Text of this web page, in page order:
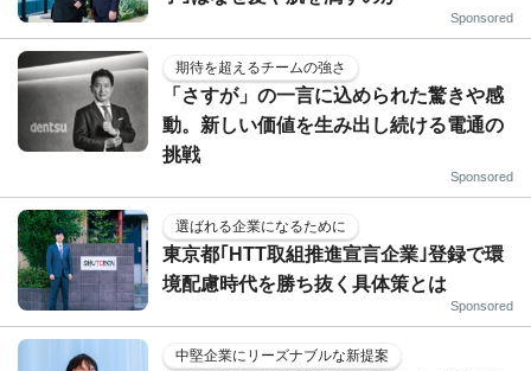
Sponsored
期待を超えるチームの強さ
「さすが」の一言に込められた驚きや感
動。新しい価値を生み出し続ける電通の
挑戦
Sponsored
選ばれる企業になるために
東京都｢HTT取組推進宣言企業｣登録で環
境配慮時代を勝ち抜く具体策とは
Sponsored
中堅企業にリーズナブルな新提案